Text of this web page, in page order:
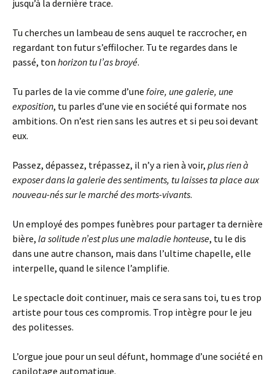
jusqu’à la dernière trace.
Tu cherches un lambeau de sens auquel te raccrocher, en
regardant ton futur s’effilocher. Tu te regardes dans le
passé, ton horizon tu l’as broyé.
Tu parles de la vie comme d’une foire, une galerie, une
exposition, tu parles d’une vie en société qui formate nos
ambitions. On n’est rien sans les autres et si peu soi devant
eux.
Passez, dépassez, trépassez, il n’y a rien à voir, plus rien à
exposer dans la galerie des sentiments, tu laisses ta place aux
nouveau-nés sur le marché des morts-vivants.
Un employé des pompes funèbres pour partager ta dernière
bière, la solitude n’est plus une maladie honteuse, tu le dis
dans une autre chanson, mais dans l’ultime chapelle, elle
interpelle, quand le silence l’amplifie.
Le spectacle doit continuer, mais ce sera sans toi, tu es trop
artiste pour tous ces compromis. Trop intègre pour le jeu
des politesses.
L’orgue joue pour un seul défunt, hommage d’une société en
capilotage automatique.